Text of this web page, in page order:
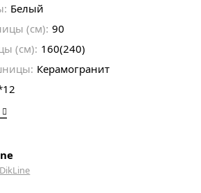
Белый
(см): 90
(см): 160(240)
Керамогранит